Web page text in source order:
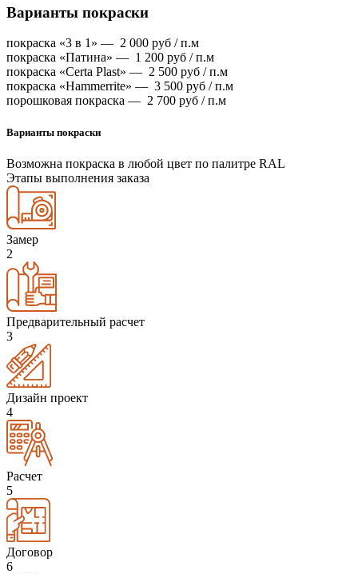
Варианты покраски
покраска «3 в 1» — 2 000 руб / п.м
покраска «Патина» — 1 200 руб / п.м
покраска «Certa Plast» — 2 500 руб / п.м
покраска «Hammerrite» — 3 500 руб / п.м
порошковая покраска — 2 700 руб / п.м
Варианты покраски
Возможна покраска в любой цвет по палитре RAL
Этапы выполнения заказа
Замер
2
Предварительный расчет
3
Дизайн проект
4
Расчет
5
Договор
6